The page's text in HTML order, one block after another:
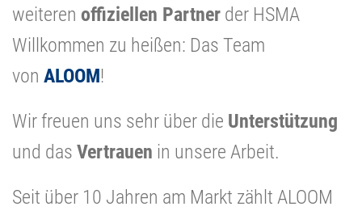
weiteren offiziellen Partner der HSMA
Willkommen zu heißen: Das Team
von ALOOM!
Wir freuen uns sehr über die Unterstützung
und das Vertrauen in unsere Arbeit.
Seit über 10 Jahren am Markt zählt ALOOM